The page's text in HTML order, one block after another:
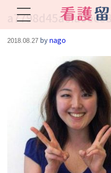
2018.08.27 by nago